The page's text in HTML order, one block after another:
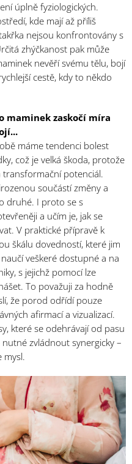
úplně fyziologických.
kde mají až příliš
nejsou konfrontovány s
zhýčkanost pak může
nevěří svému tělu, bojí
cestě, kdy to někdo
maminek zaskočí míra
máme tendenci bolest
což je velká škoda, protože
transformační potenciál.
součástí změny a
druhé. I proto se s
a učím je, jak se
V praktické přípravě k
škálu dovedností, které jim
veškeré dostupné a na
s jejichž pomocí lze
To považuji za hodně
že porod odřídí pouze
afirmací a vizualizací.
které se odehrávají od pasu
zvládnout synergicky –
mysl.